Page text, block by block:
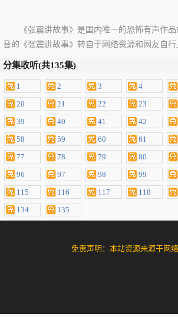
《张震讲故事》是国内唯一的恐怖有声作
音的《张震讲故事》转自于网络资源和网友自
分集收听(共135集)
1 2 3 4
20
21 22 23
39
40 41 42
58
59 60 61
77
78 79 80
96
97 98 99
115
116 117 118
134
135
免责声明：本站资源来源于网